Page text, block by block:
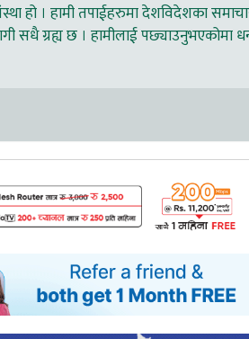
हो । हामी तपाईहरुमा देशविदेशका
सधै ग्रह्य छ । हामीलाई पछ्याउनुभएकोमा